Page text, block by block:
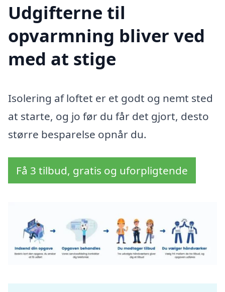
Udgifterne til
opvarmning bliver ved
med at stige
Isolering af loftet er et godt og nemt sted
at starte, og jo før du får det gjort, desto
større besparelse opnår du.
Få 3 tilbud, gratis og uforpligtende